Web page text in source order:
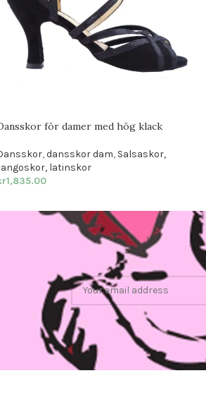
för damer med hög klack
,dansskor dam, Salsaskor,
latinskor
1,835.00